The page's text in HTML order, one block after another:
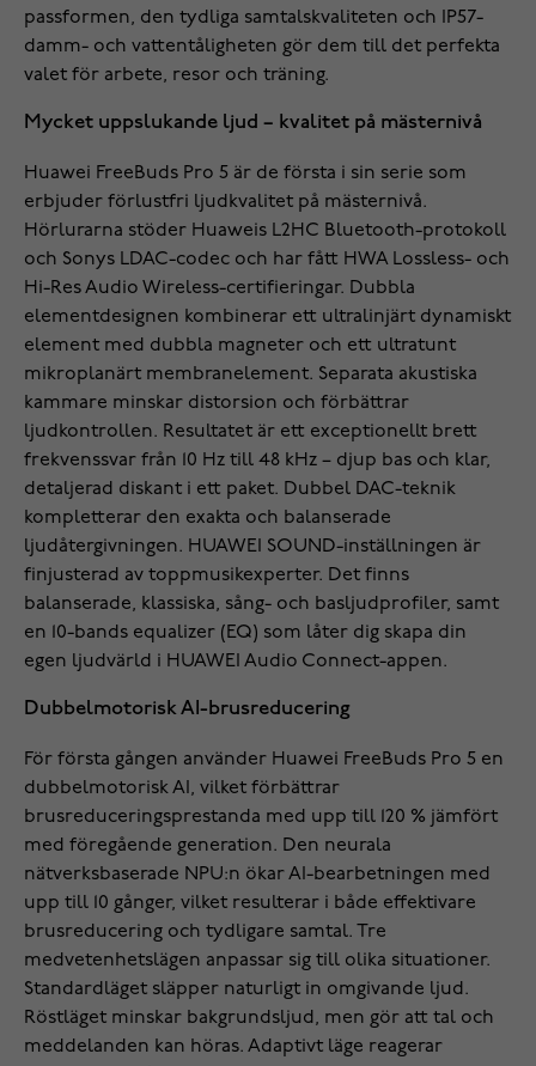
passformen, den tydliga samtalskvaliteten och IP57-
damm- och vattentåligheten gör dem till det perfekta
valet för arbete, resor och träning.
Mycket uppslukande ljud – kvalitet på mästernivå
Huawei FreeBuds Pro 5 är de första i sin serie som
erbjuder förlustfri ljudkvalitet på mästernivå.
Hörlurarna stöder Huaweis L2HC Bluetooth-protokoll
och Sonys LDAC-codec och har fått HWA Lossless- och
Hi-Res Audio Wireless-certifieringar. Dubbla
elementdesignen kombinerar ett ultralinjärt dynamiskt
element med dubbla magneter och ett ultratunt
mikroplanärt membranelement. Separata akustiska
kammare minskar distorsion och förbättrar
ljudkontrollen. Resultatet är ett exceptionellt brett
frekvenssvar från 10 Hz till 48 kHz – djup bas och klar,
detaljerad diskant i ett paket. Dubbel DAC-teknik
kompletterar den exakta och balanserade
ljudåtergivningen. HUAWEI SOUND-inställningen är
finjusterad av toppmusikexperter. Det finns
balanserade, klassiska, sång- och basljudprofiler, samt
en 10-bands equalizer (EQ) som låter dig skapa din
egen ljudvärld i HUAWEI Audio Connect-appen.
Dubbelmotorisk AI-brusreducering
För första gången använder Huawei FreeBuds Pro 5 en
dubbelmotorisk AI, vilket förbättrar
brusreduceringsprestanda med upp till 120 % jämfört
med föregående generation. Den neurala
nätverksbaserade NPU:n ökar AI-bearbetningen med
upp till 10 gånger, vilket resulterar i både effektivare
brusreducering och tydligare samtal. Tre
medvetenhetslägen anpassar sig till olika situationer.
Standardläget släpper naturligt in omgivande ljud.
Röstläget minskar bakgrundsljud, men gör att tal och
meddelanden kan höras. Adaptivt läge reagerar